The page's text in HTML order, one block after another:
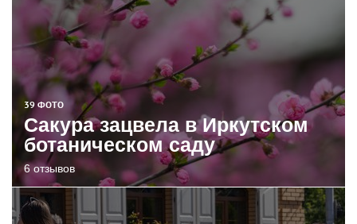
39 ФОТО
Сакура зацвела в Иркутском
ботаническом саду
6 отзывов